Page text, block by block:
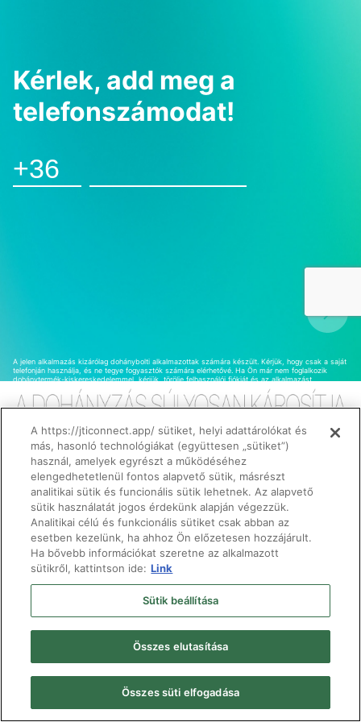
Kérlek, add meg a
telefonszámodat!
A jelen alkalmazás kizárólag dohánybolti alkalmazottak számára készült. Kérjük, hogy csak a saját
telefonján használja, és ne tegye fogyasztók számára elérhetővé. Ha Ön már nem foglalkozik
dohánytermék-kiskereskedelemmel, kérjük, törölje felhasználói fiókját és az alkalmazást.
Copyright © 2024 JTI Hungary Zrt. All Rights Reserved.
Süti tájékoztató
- ÁSZF - Adatvédelmi tájékoztató
A https://jticonnect.app/ sütiket, helyi adattárolókat és
más, hasonló technológiákat (együttesen „sütiket”)
használ, amelyek egyrészt a működéséhez
elengedhetetlenül fontos alapvető sütik, másrészt
analitikai sütik és funcionális sütik lehetnek. Az alapvető
sütik használatát jogos érdekünk alapján végezzük.
Analitikai célú és funkcionális sütiket csak abban az
esetben kezelünk, ha ahhoz Ön előzetesen hozzájárult.
Ha bővebb információkat szeretne az alkalmazott
sütikről, kattintson ide: Link
Sütik beállítása
Összes elutasítása
Összes süti elfogadása